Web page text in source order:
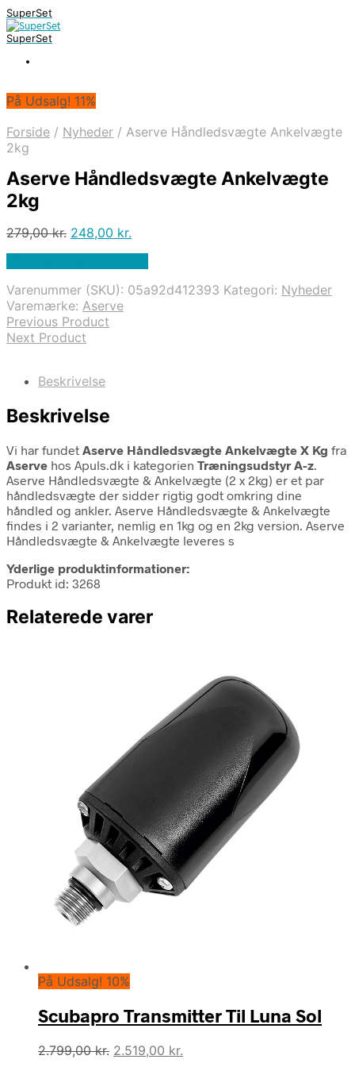
SuperSet
SuperSet
På Udsalg! 11%
Forside / Nyheder / Aserve Håndledsvægte Ankelvægte
2kg
Aserve Håndledsvægte Ankelvægte
2kg
279,00kr. Den
279,00 kr..
248,00 kr.
248,00 kr..
Varenummer (SKU): 05a92d412393 Kategori: Nyheder
Varemærke: Aserve
Previous Product
Next Product
Beskrivelse
Beskrivelse
Vi har fundet Aserve Håndledsvægte Ankelvægte X Kg fra
Aserve hos Apuls.dk i kategorien Træningsudstyr A-z.
Aserve Håndledsvægte & Ankelvægte (2 x 2kg) er et par
håndledsvægte der sidder rigtig godt omkring dine
håndled og ankler. Aserve Håndledsvægte & Ankelvægte
findes i 2 varianter, nemlig en 1kg og en 2kg version. Aserve
Håndledsvægte & Ankelvægte leveres s
Yderlige produktinformationer:
Produkt id: 3268
Relaterede varer
På Udsalg! 10%
Scubapro Transmitter Til Luna Sol
2.799,00kr. Den
2.519,00 kr.